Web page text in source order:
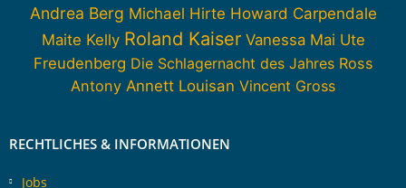
Andrea Berg Michael Hirte Howard Carpendale
Maite Kelly Roland Kaiser Vanessa Mai Ute
Freudenberg Die Schlagernacht des Jahres Ross
Antony Annett Louisan Vincent Gross
RECHTLICHES & INFORMATIONEN
Jobs